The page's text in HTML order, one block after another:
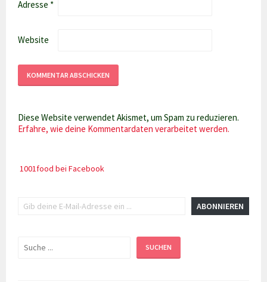
Adresse *
Website
Diese Website verwendet Akismet, um Spam zu reduzieren.
Erfahre, wie deine Kommentardaten verarbeitet werden.
1001food bei Facebook
ABONNIEREN
Suchen SUCHEN